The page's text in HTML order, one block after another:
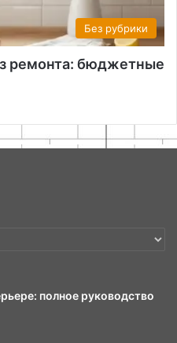
Без рубрики
ремонта: бюджетные
полное руководство